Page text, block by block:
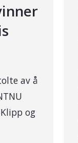
av å
og